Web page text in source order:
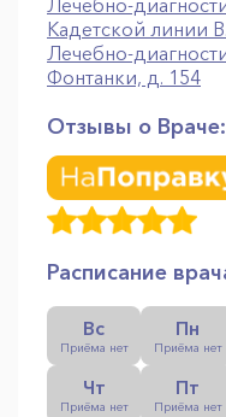
Лечебно-
Кадетской линии
Лечебно-
Фонтанки, д. 154
Отзывы о Враче:
Расписание
Вс
Приёма нет
Пн
Приёма нет
Чт
Приёма нет
Пт
Приёма нет